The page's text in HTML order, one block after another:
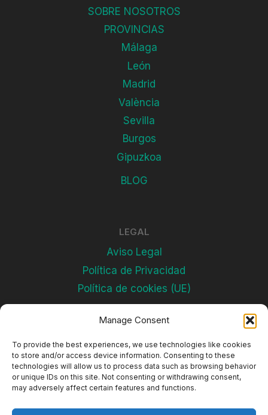
Manage Consent
To provide the best experiences, we use technologies like cookies
to store and/or access device information. Consenting to these
technologies will allow us to process data such as browsing behavior
or unique IDs on this site. Not consenting or withdrawing consent,
may adversely affect certain features and functions.
SOBRE NOSOTROS
PROVINCIAS
Málaga
León
Madrid
València
Sevilla
Burgos
Gipuzkoa
BLOG
LEGAL
Aviso Legal
Política de Privacidad
Política de cookies (UE)
Subscríbete